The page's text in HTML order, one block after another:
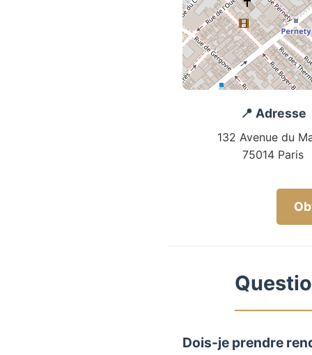
📍 Adresse
132 Avenue du
75014 Paris
Dois-je prendre